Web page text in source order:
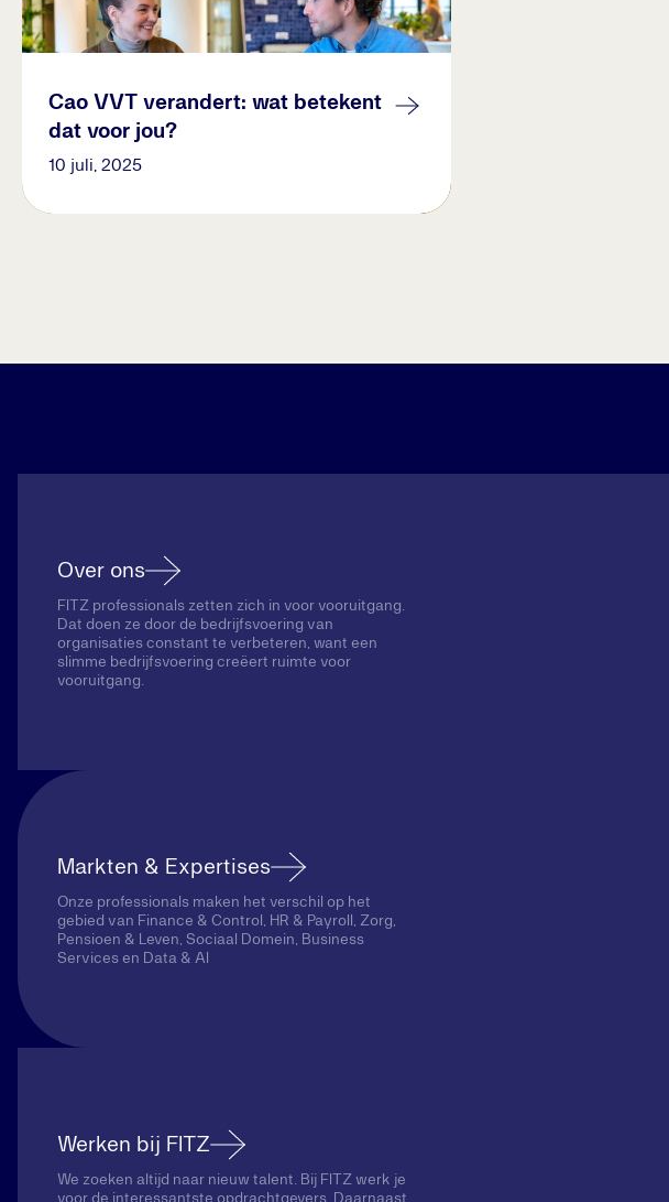
Cao VVT verandert: wat betekent
dat voor jou?
10 juli, 2025
Horizontaal Toezicht: Do of Don't?
8 augustus, 2024
Over ons
FITZ professionals zetten zich in voor vooruitgang.
Dat doen ze door de bedrijfsvoering van
organisaties constant te verbeteren, want een
slimme bedrijfsvoering creëert ruimte voor
vooruitgang.
Markten & Expertises
Onze professionals maken het verschil op het
gebied van Finance & Control, HR & Payroll, Zorg,
Pensioen & Leven, Sociaal Domein, Business
Services en Data & AI
Werken bij FITZ
We zoeken altijd naar nieuw talent. Bij FITZ werk je
voor de interessantste opdrachtgevers. Daarnaast